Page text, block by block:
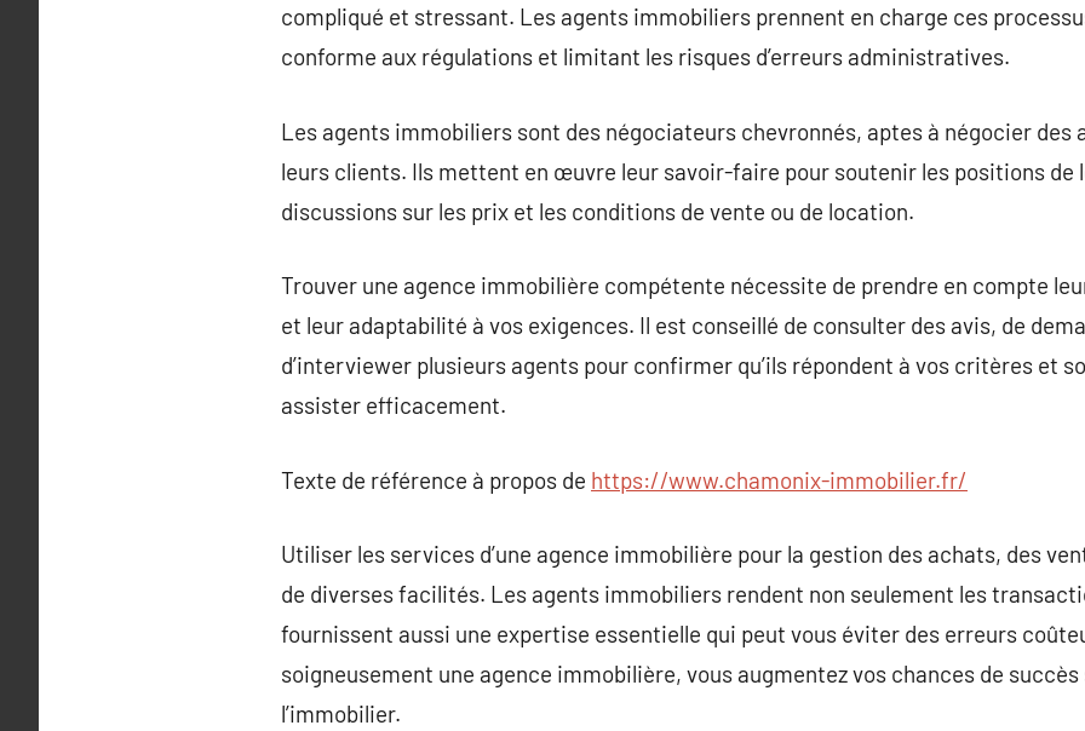
compliqué et stressant. Les agents immobiliers prennent en charge ces
conforme aux régulations et limitant les risques d’erreurs administratives.
Les agents immobiliers sont des négociateurs chevronnés, aptes à négocier des
leurs clients. Ils mettent en œuvre leur savoir-faire pour soutenir les positions de
discussions sur les prix et les conditions de vente ou de location.
Trouver une agence immobilière compétente nécessite de prendre en compte
et leur adaptabilité à vos exigences. Il est conseillé de consulter des avis, de
d’interviewer plusieurs agents pour confirmer qu’ils répondent à vos critères et
assister efficacement.
Texte de référence à propos de https://www.chamonix-immobilier.fr/
Utiliser les services d’une agence immobilière pour la gestion des achats, des
de diverses facilités. Les agents immobiliers rendent non seulement les
fournissent aussi une expertise essentielle qui peut vous éviter des erreurs
soigneusement une agence immobilière, vous augmentez vos chances de
l’immobilier.